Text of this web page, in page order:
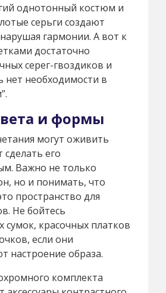
однотонный костюм и
серьги создают
гармонии. А вот к
достаточно
серег-гвоздиков и
нет необходимости в
и формы
могут оживить
сделать его
Важно не только
но и понимать, что
пространство для
Не бойтесь
сумок, красочных платков
если они
настроение образа.
комплекта